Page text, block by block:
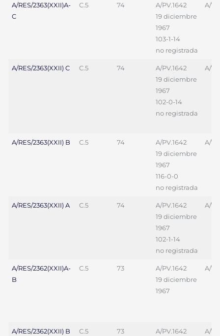
A/RES/2363(XXII)A-
C
C.5 74
A/PV.1642
19 diciembre
1967
103-1-14
no registrada
A/
A/RES/2363(XXII) C C.5 74
A/PV.1642
19 diciembre
1967
102-0-14
no registrada
A/
A/RES/2363(XXII) B C.5 74
A/PV.1642
19 diciembre
1967
116-0-0
no registrada
A/
A/RES/2363(XXII) A C.5 74
A/PV.1642
19 diciembre
1967
102-1-14
no registrada
A/
A/RES/2362(XXII)A-
B
C.5 73
A/PV.1642
19 diciembre
1967
A/
A/RES/2362(XXII) B C.5 73
A/PV.1642
A/